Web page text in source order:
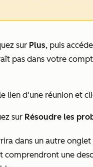
sur Plus, puis
pas dans votre
lien d'une réunion et
sur Résoudre les
dans un autre onglet
comprendront une